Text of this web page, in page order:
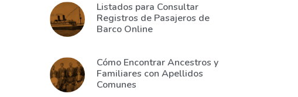
Listados para Consultar
Registros de Pasajeros de
Barco Online
Cómo Encontrar Ancestros y
Familiares con Apellidos
Comunes